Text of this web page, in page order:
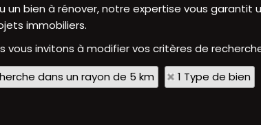
bien à rénover, notre expertise vous garantit
immobiliers.
vous invitons à modifier vos critères de
dans un rayon de 5 km
1 Type de bien